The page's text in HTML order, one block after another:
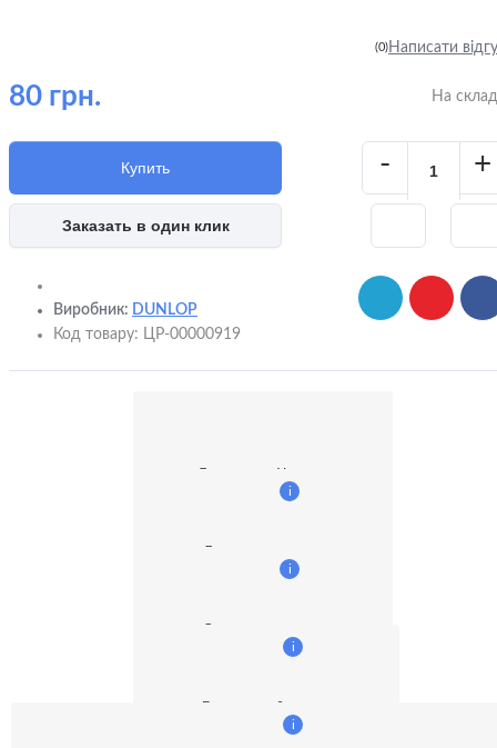
(0)Написати
80 грн. На
Купить - +
Заказать в один клик
Виробник: DUNLOP
Код товару: ЦР-00000919
Доставка по Украине
Доставка курьером
i
Оплата наличными
i
Безналичный расчет:
i
i